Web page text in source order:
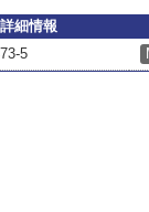
細情報
5